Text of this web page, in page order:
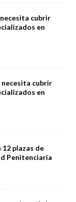
cubrir
en
cubrir
en
plazas de
Penitenciaria